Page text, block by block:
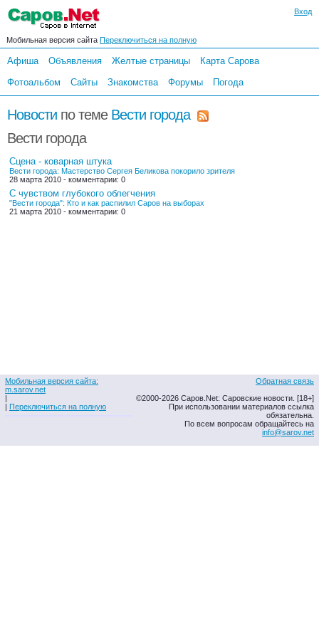
Вход
Мобильная версия сайта Переключиться на полную
Афиша Объявления Желтые страницы
Карта Сарова
Фотоальбом
Сайты Знакомства Форумы Погода
Новости по теме Вести города
Вести города
Сцена - коварная штука
Вести города: Мастерство Сергея Беликова покорило зрителя
28 марта 2010 - комментарии: 0
С чувством глубокого облегчения
"Вести города": Кто и как распилил Саров на выборах
21 марта 2010 - комментарии: 0
Мобильная версия сайта:
m.sarov.net
|
| Переключиться на полную
Обратная связь
©2000-2026 Саров.Net: Саровские новости. [18+]
При использовании материалов ссылка
обязательна.
По всем вопросам обращайтесь на
info@sarov.net